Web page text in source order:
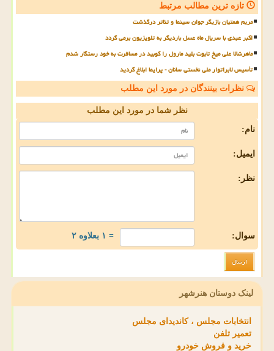
تازه ترین مطالب مرتبط
مریم همتیان بازیگر جوان سینما و تئاتر درگذشت
اکبر عبدی با سریال ماه عسل باردیگر به تلویزیون برمی گردد
ماهرشالا علی میخ تابوت بلید مارول را کوبید در مسافرت به خود رستگار شدم
تأسیس لابراتوار ملی نخستی سانان - پرایما ابلاغ گردید
نظرات بینندگان در مورد این مطلب
نظر شما در مورد این مطلب
نام:
ایمیل:
نظر:
سوال: = ۱ بعلاوه ۲
لینک دوستان هنرشهر
انتخابات مجلس ، کاندیدای مجلس
تعمیر تلفن
خرید و فروش خودرو